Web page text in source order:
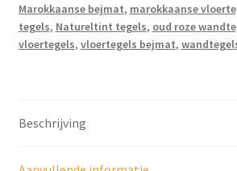
Marokkaanse bejmat, marokkaanse
tegels, Natureltint tegels, oud roze
vloertegels, vloertegels bejmat,
Beschrijving